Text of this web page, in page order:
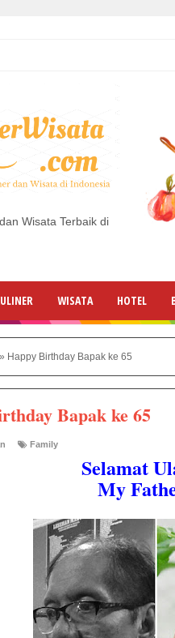
Wisata Terbaik di
WISATA HOTEL
» Happy Birthday Bapak ke 65
Bapak ke 65
Family
Selamat
My